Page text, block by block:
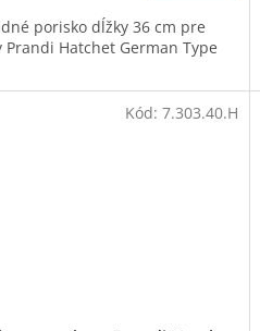
porisko dĺžky 36 cm pre
Prandi Hatchet German Type
Kód: 7.303.40.H